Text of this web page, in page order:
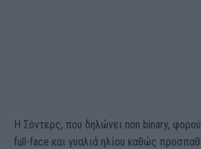
Η Σόντερς, που δηλώνει non binary,
full-face και γυαλιά ηλίου καθώς